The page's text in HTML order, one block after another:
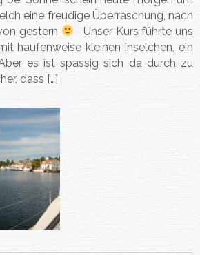
eine freudige Überraschung, nach
gestern
Unser Kurs führte uns
haufenweise kleinen Inselchen, ein
es ist spassig sich da durch zu
dass […]